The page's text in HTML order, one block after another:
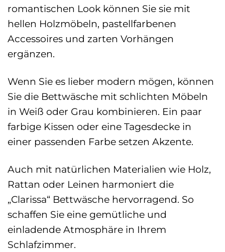
romantischen Look können Sie sie mit
hellen Holzmöbeln, pastellfarbenen
Accessoires und zarten Vorhängen
ergänzen.
Wenn Sie es lieber modern mögen, können
Sie die Bettwäsche mit schlichten Möbeln
in Weiß oder Grau kombinieren. Ein paar
farbige Kissen oder eine Tagesdecke in
einer passenden Farbe setzen Akzente.
Auch mit natürlichen Materialien wie Holz,
Rattan oder Leinen harmoniert die
„Clarissa“ Bettwäsche hervorragend. So
schaffen Sie eine gemütliche und
einladende Atmosphäre in Ihrem
Schlafzimmer.